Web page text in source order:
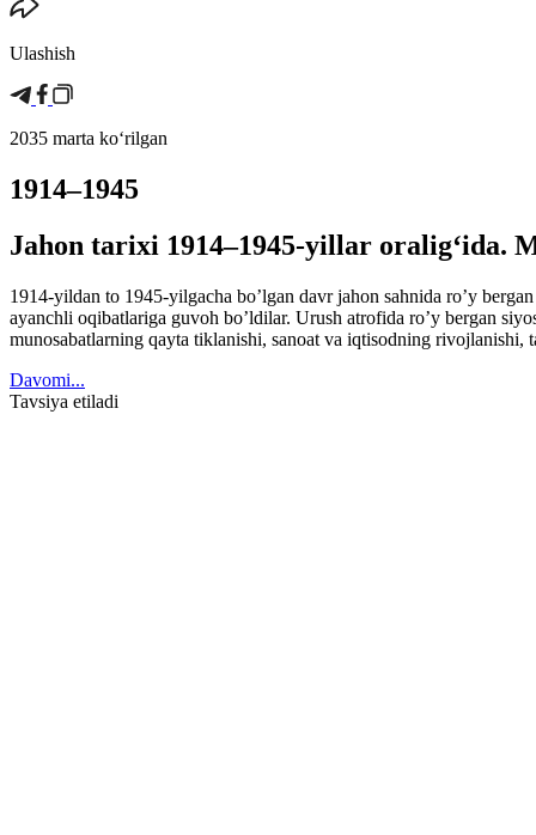
Ulashish
2035 marta koʻrilgan
1914–1945
Jahon tarixi 1914–1945-yillar oraligʻida.
1914-yildan to 1945-yilgacha bo’lgan davr jahon sahnida ro’y
ayanchli oqibatlariga guvoh bo’ldilar. Urush atrofida ro’y bergan
munosabatlarning qayta tiklanishi, sanoat va iqtisodning
Davomi...
Tavsiya etiladi